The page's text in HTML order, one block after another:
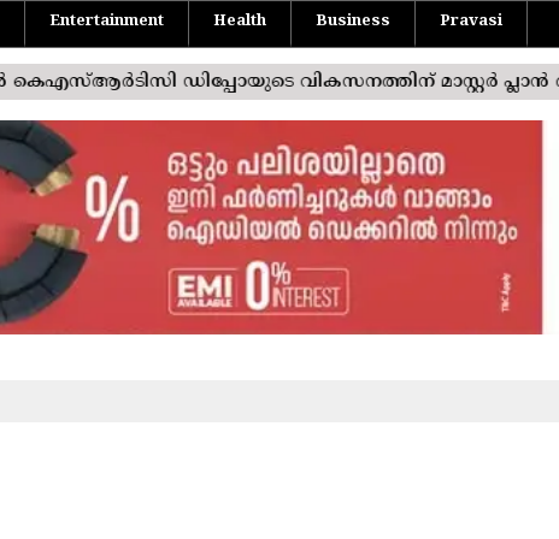
Entertainment Health Business Pravasi